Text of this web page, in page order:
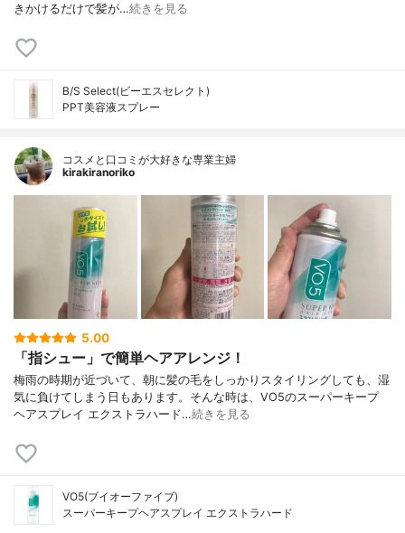
きかけるだけで⁣髪が…続きを見る
B/S Select(ビーエスセレクト)
PPT美容液スプレー
コスメと口コミが大好きな専業主婦
kirakiranoriko
5.00
「指シュー」で簡単ヘアアレンジ！
梅雨の時期が近づいて、朝に髪の毛をしっかりスタイリングしても、湿
気に負けてしまう日もあります。そんな時は、VO5のスーパーキープ
ヘアスプレイ エクストラハード…続きを見る
VO5(ブイオーファイブ)
スーパーキープヘアスプレイ エクストラハード